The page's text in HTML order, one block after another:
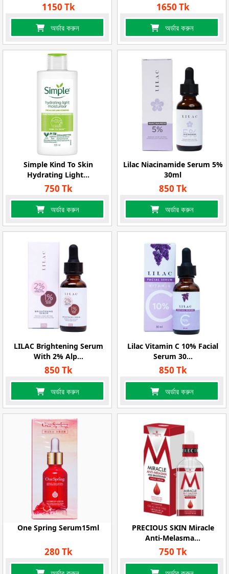
1150 Tk
অর্ডার করুন
1650 Tk
অর্ডার করুন
Simple Kind To Skin
Hydrating Light...
750 Tk
অর্ডার করুন
Lilac Niacinamide Serum 5%
30ml
850 Tk
অর্ডার করুন
LILAC Brightening Serum
With 2% Alp...
850 Tk
অর্ডার করুন
Lilac Vitamin C 10% Facial
Serum 30...
850 Tk
অর্ডার করুন
One Spring Serum15ml
280 Tk
PRECIOUS SKIN Miracle
Anti-Melasma...
750 Tk